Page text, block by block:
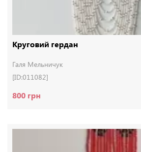
Круговий гердан
Галя Мельничук
[ID:011082]
800 грн